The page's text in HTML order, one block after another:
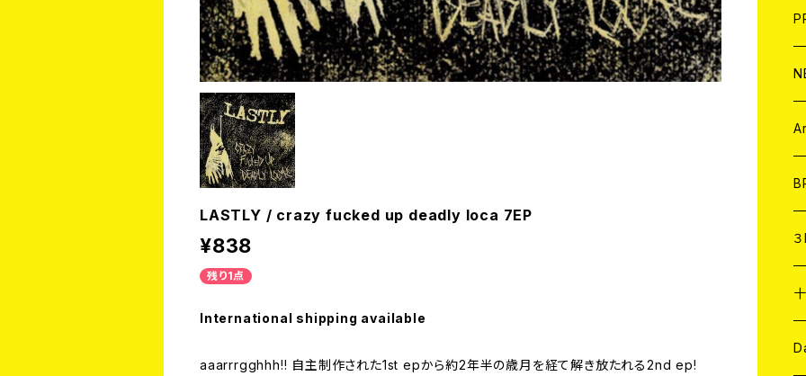
LASTLY / crazy fucked up deadly loca 7EP
¥838
残り1点
International shipping available
aaarrrgghhh!! 自主制作された1st epから約2年半の歳月を経て解き放たれる2nd ep!